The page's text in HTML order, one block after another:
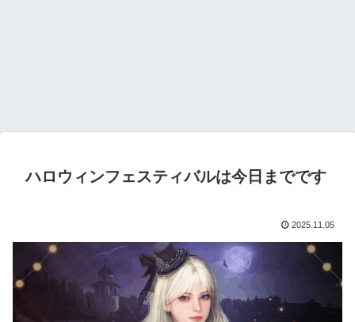
ハロウィンフェスティバルは今日までです
2025.11.05